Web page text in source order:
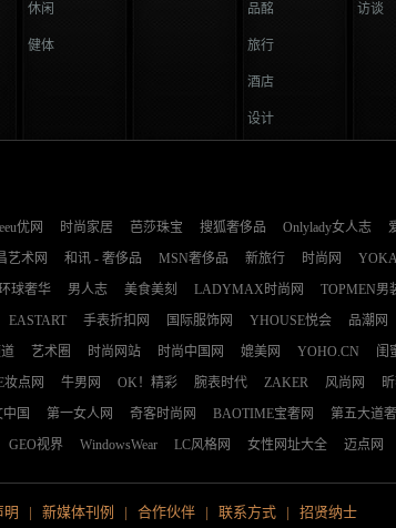
休闲
健体
品酩
旅行
酒店
设计
访谈
优网 时尚家居 芭莎珠宝 搜狐奢侈品 Onlylady女人志
艺术网 和讯 - 奢侈品 MSN奢侈品 新旅行 时尚网
球奢华 男人志 美食美刻 LADYMAX时尚网 TOPMEN男
EASTART 手表折扣网 国际服饰网 YHOUSE悦会 品潮网
艺术圈 时尚网站 时尚中国网 媲美网 YOHO.CN 闺
妆点网 牛男网 OK！精彩 腕表时代 ZAKER 风尚网
中国 第一女人网 奇客时尚网 BAOTIME宝奢网 第五大道
GEO视界 WindowsWear LC风格网 女性网址大全 迈点网
明 | 新媒体刊例 | 合作伙伴| 联系方式| 招贤纳士